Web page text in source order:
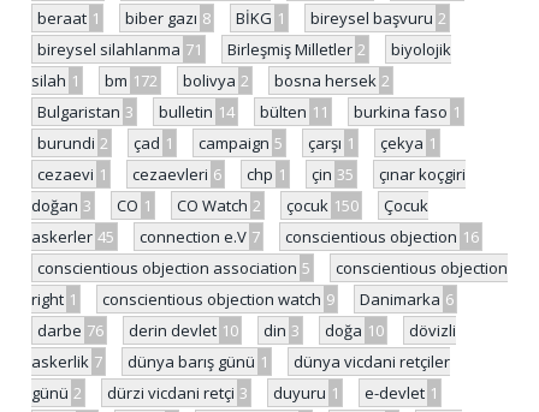
beraat 1 biber gazı 8 BİKG 1 bireysel başvuru 2
bireysel silahlanma 71 Birleşmiş Milletler 2
biyolojik
silah 1 bm 172 bolivya 2 bosna hersek 2
Bulgaristan 3 bulletin 14 bülten 11 burkina faso 1
burundi 2 çad 1 campaign 5 çarşı 1 çekya 1
cezaevi 1 cezaevleri 6 chp 1 çin 35
çınar koçgiri
doğan 3 CO 1 CO Watch 2 çocuk 150
Çocuk
askerler 45 connection e.V 7 conscientious objection 16
conscientious objection association 5
conscientious objection
right 1 conscientious objection watch 9 Danimarka 6
darbe 76 derin devlet 10 din 3 doğa 10
dövizli
askerlik 7 dünya barış günü 1
dünya vicdani retçiler
günü 2 dürzi vicdani retçi 3 duyuru 1 e-devlet 1